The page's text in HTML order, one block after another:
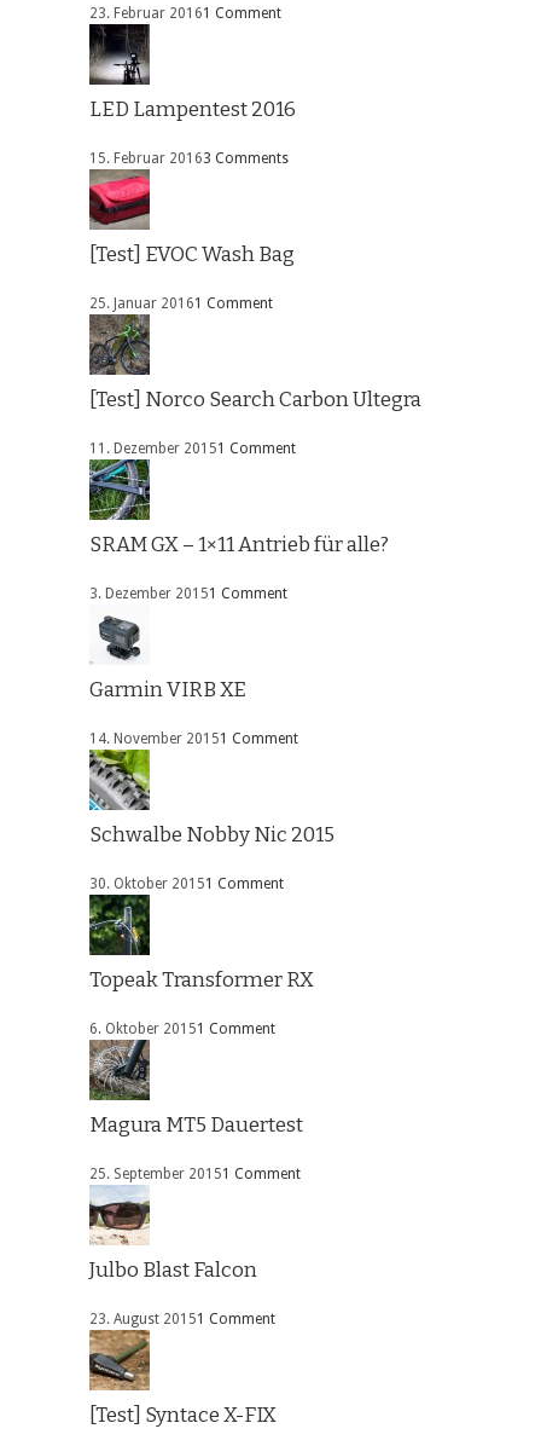
23. Februar 20161 Comment
LED Lampentest 2016
15. Februar 20163 Comments
[Test] EVOC Wash Bag
25. Januar 20161 Comment
[Test] Norco Search Carbon Ultegra
11. Dezember 20151 Comment
SRAM GX – 1×11 Antrieb für alle?
3. Dezember 20151 Comment
Garmin VIRB XE
14. November 20151 Comment
Schwalbe Nobby Nic 2015
30. Oktober 20151 Comment
Topeak Transformer RX
6. Oktober 20151 Comment
Magura MT5 Dauertest
25. September 20151 Comment
Julbo Blast Falcon
23. August 20151 Comment
[Test] Syntace X-FIX